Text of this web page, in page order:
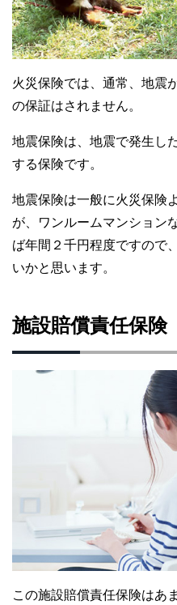
火災保険では、通常、地震
の保証はされません。
地震保険は、地震で発生し
する保険です。
地震保険は一般に火災保険
が、ワンルームマンション
ば年間２千円程度ですので
いかと思います。
施設賠償責任保険
この施設賠償責任保険はあ